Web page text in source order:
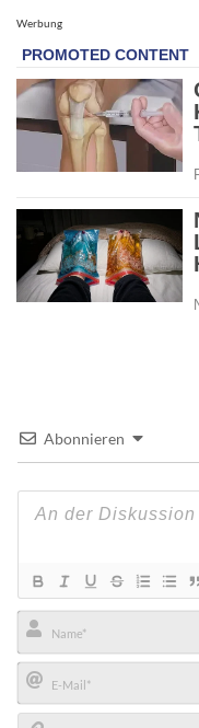
Werbung
Abonnieren
Name*
E-